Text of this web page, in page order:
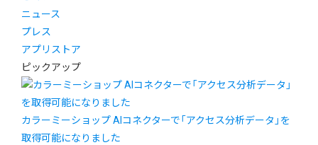
ニュース
プレス
アプリストア
ピックアップ
カラーミーショップ AIコネクターで「アクセス分析データ」を
取得可能になりました